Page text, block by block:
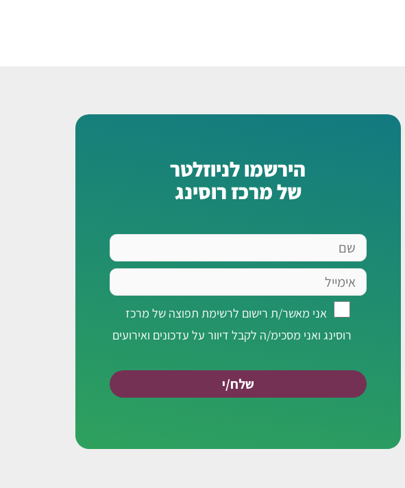
הירשמו לניוזלטר
של מרכז רוסינג
שם
אימייל
מאשר/ת
לרשימת
תפוצה
רוסינג
אני מאשר/ת רישום לרשימת תפוצה של מרכז
רוסינג ואני מסכימ/ה לקבל דיוור על עדכונים ואירועים